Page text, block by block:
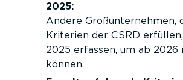
2025:
Andere Groß­unternehmen,
Kriterien der CSRD
2025 erfassen, um ab 2026
können.